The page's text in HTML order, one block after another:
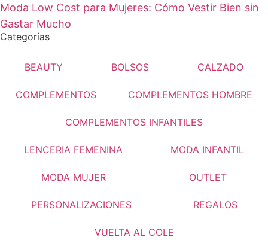
Moda Low Cost para Mujeres: Cómo Vestir Bien sin
Gastar Mucho
Categorías
BEAUTY BOLSOS CALZADO
COMPLEMENTOS COMPLEMENTOS HOMBRE
COMPLEMENTOS INFANTILES
LENCERIA FEMENINA MODA INFANTIL
MODA MUJER OUTLET
PERSONALIZACIONES REGALOS
VUELTA AL COLE